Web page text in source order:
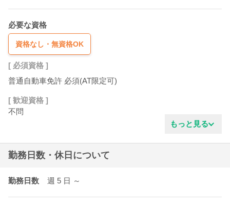
必要な資格
資格なし・無資格OK
[ 必須資格 ]
普通自動車免許 必須(AT限定可)
[ 歓迎資格 ]
不問
もっと見る
勤務日数・休日について
勤務日数 週 5 日 ～